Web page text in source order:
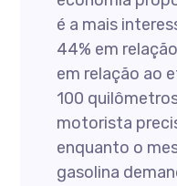
é a mais
44% em
em relação ao
100
motorista
enquanto o
gasolina